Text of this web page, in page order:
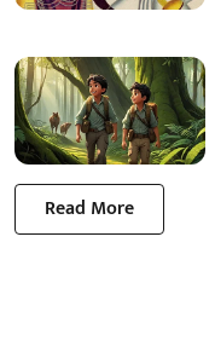
Read More